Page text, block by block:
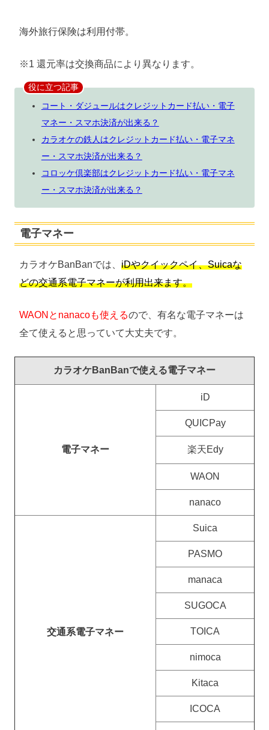
海外旅行保険は利用付帯。
※1 還元率は交換商品により異なります。
役に立つ記事
コート・ダジュールはクレジットカード払い・電子
マネー・スマホ決済が出来る？
カラオケの鉄人はクレジットカード払い・電子マネ
ー・スマホ決済が出来る？
コロッケ倶楽部はクレジットカード払い・電子マネ
ー・スマホ決済が出来る？
電子マネー
カラオケBanBanでは、 iDやクイックペイ、Suicaな
どの交通系電子マネーが利用出来ます。
WAONとnanacoも使えるので、有名な電子マネーは
全て使えると思っていて大丈夫です。
カラオケBanBanで使える電子マネー
電子マネー
iD
QUICPay
楽天Edy
WAON
nanaco
交通系電子マネー
Suica
PASMO
manaca
SUGOCA
TOICA
nimoca
Kitaca
ICOCA